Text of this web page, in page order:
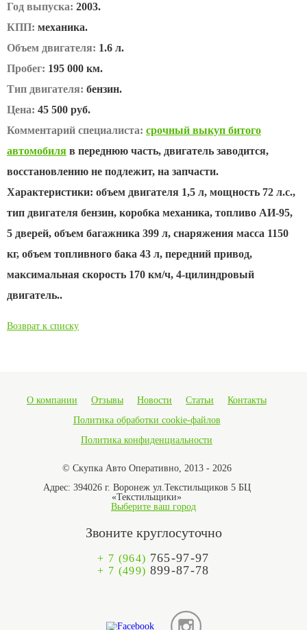
Год выпуска: 2003.
КПП: механика.
Объем двигателя: 1.6 л.
Пробег: 195 000 км.
Тип двигателя: бензин.
Цена: 45 500 руб.
Комментарий специалиста: срочный выкуп битого
автомобиля в переднюю часть, двигатель заводится,
восстановлению не подлежит, на запчасти.
Характеристики: объем двигателя 1,5 л, мощность 72 л.с.,
тип двигателя бензин, коробка механика, топливо АИ-95,
5 дверей, объем багажника 399 л, снаряжения масса 1150
кг, объем топливного бака 43 л, передний привод,
максимальная скорость 170 км/ч, 4-цилиндровый
двигатель..
Возврат к списку
О компании Отзывы Новости Статьи
Контакты
Политика обработки cookie-файлов
Политика конфиденциальности
© Скупка Авто Оперативно, 2013 - 2026
Адрес: 394026 г. Воронеж ул.Текстильщиков 5 БЦ
«Текстильщики»
Выберите ваш город
Звоните круглосуточно
+ 7 (964) 765-97-97
+ 7 (499) 899-87-78